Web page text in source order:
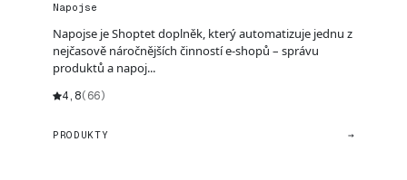
Napojse
Napojse je Shoptet doplněk, který automatizuje jednu z
nejčasově náročnějších činností e-shopů – správu
produktů a napoj...
4,8(66)
PRODUKTY →